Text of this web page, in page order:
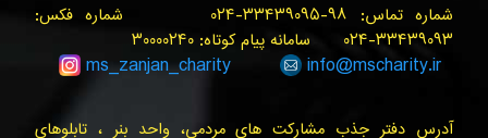
شماره تماس: ۹۸-۳۳۴۳۹۰۹۵-۰۲۴ شماره فکس:
۳۳۴۳۹۰۹۳-۰۲۴ سامانه پیام کوتاه: ۳۰۰۰۰۲۴۰
ms_zanjan_charity info@mscharity.ir
آدرس دفتر جذب مشارکت های مردمی، واحد بنر ، تابلوهای